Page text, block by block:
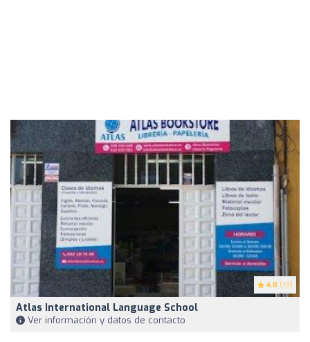
4.8 (19)
Atlas International Language School
Ver información y datos de contacto